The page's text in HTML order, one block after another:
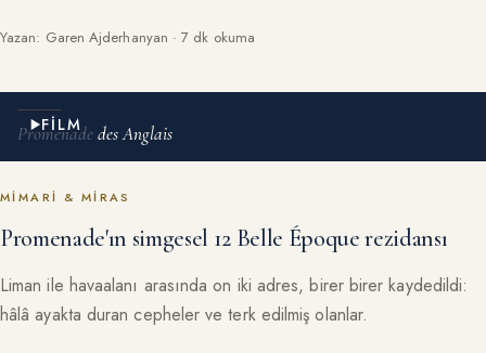
Yazan: Garen Ajderhanyan · 7 dk okuma
Promenade des Anglais
FILM
MIMARI & MIRAS
Promenade'ın simgesel 12 Belle Époque rezidansı
Liman ile havaalanı arasında on iki adres, birer birer kaydedildi:
hâlâ ayakta duran cepheler ve terk edilmiş olanlar.